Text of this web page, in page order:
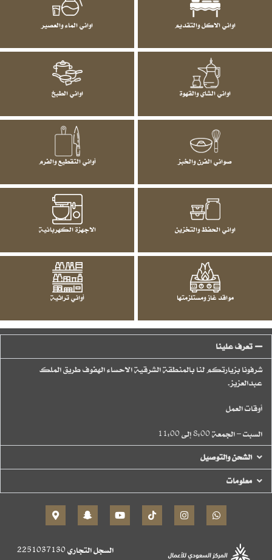
اواني الاكل والتقديم اواني الماء والعصير
اواني الشاي والقهوة اواني الطبخ
صواني الفرن والخبز أواني التقطيع والفرم
اواني الحفظ والتخزين الاجهزة الكهربائية
مواقد غاز ومستلزمتها أواني تراثية
تعرف علينا
شرفونا بزيارتكم لنا بالمنطقة الشرقية الاحساء الهفوف طريق الملك
عبدالعزيز.
أوقات العمل
السبت – الجمعة 8:00 إلى 11:00
الشحن والتوصيل
معلومات
السجل التجاري2251037130